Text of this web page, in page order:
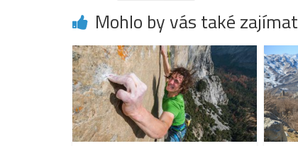
Mohlo by vás také zajímat